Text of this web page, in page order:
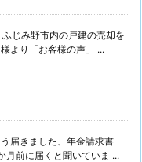
ふじみ野市内の戸建の売却を
より「お客様の声」 ...
届きました、年金請求書
月前に届くと聞いていま ...